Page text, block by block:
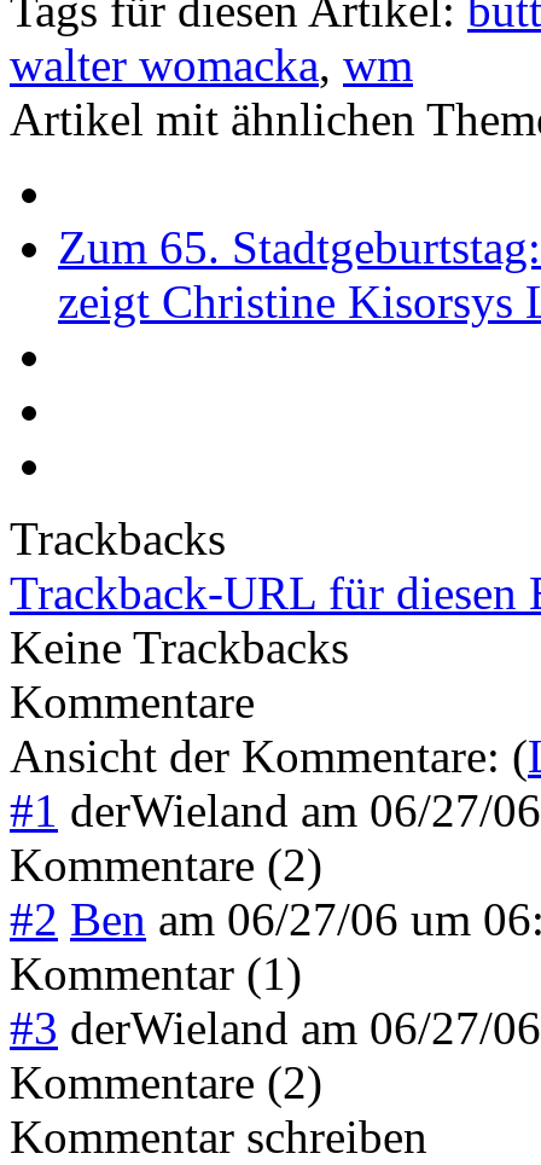
Tags für diesen Artikel:
walter womacka, wm
Artikel mit ähnlichen
Zum 65.
zeigt Christine Kisorsys
Trackbacks
Trackback-URL für diesen
Keine Trackbacks
Kommentare
Ansicht der Kommentare: (
#1 derWieland am 06/27/
Kommentare (2)
#2 Ben am 06/27/06 um
Kommentar (1)
#3 derWieland am 06/27/
Kommentare (2)
Kommentar schreiben